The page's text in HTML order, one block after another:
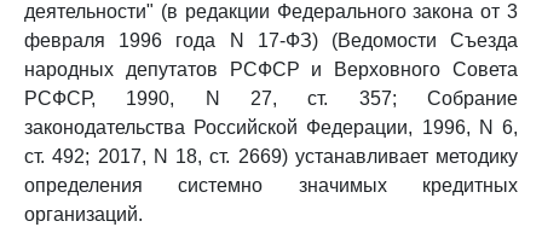
деятельности" (в редакции Федерального закона от 3
февраля 1996 года N 17-ФЗ) (Ведомости Съезда
народных депутатов РСФСР и Верховного Совета
РСФСР, 1990, N 27, ст. 357; Собрание
законодательства Российской Федерации, 1996, N 6,
ст. 492; 2017, N 18, ст. 2669) устанавливает методику
определения системно значимых кредитных
организаций.